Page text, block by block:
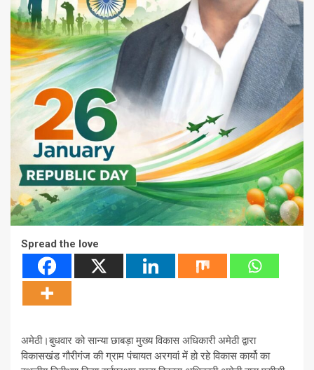
Spread the love
अमेठी।बुधवार को सान्या छाबड़ा मुख्य विकास अधिकारी अमेठी द्वारा
विकासखंड गौरीगंज की ग्राम पंचायत अरगवां में हो रहे विकास कार्यो का